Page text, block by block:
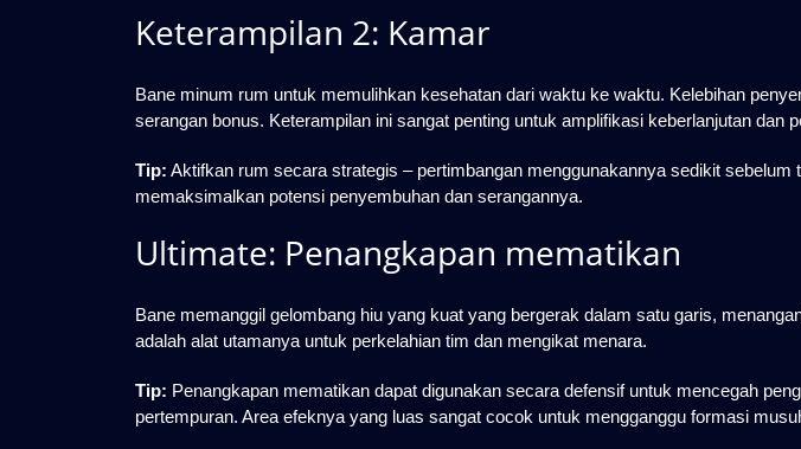
Keterampilan 2: Kamar
Bane minum rum untuk memulihkan kesehatan dari waktu ke waktu. Kelebihan
serangan bonus. Keterampilan ini sangat penting untuk amplifikasi keberlanjutan dan
Tip: Aktifkan rum secara strategis – pertimbangan menggunakannya sedikit sebelum
memaksimalkan potensi penyembuhan dan serangannya.
Ultimate: Penangkapan mematikan
Bane memanggil gelombang hiu yang kuat yang bergerak dalam satu garis,
adalah alat utamanya untuk perkelahian tim dan mengikat menara.
Tip: Penangkapan mematikan dapat digunakan secara defensif untuk mencegah
pertempuran. Area efeknya yang luas sangat cocok untuk mengganggu formasi